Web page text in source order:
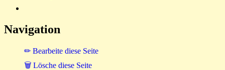
Navigation
✏ Bearbeite diese Seite
🗑 Lösche diese Seite